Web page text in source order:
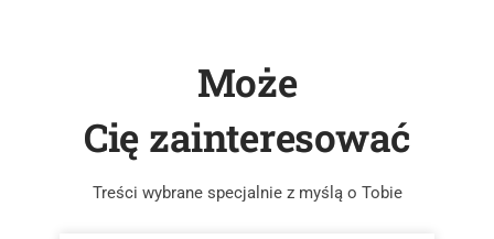
Może
Cię zainteresować
Treści wybrane specjalnie z myślą o Tobie